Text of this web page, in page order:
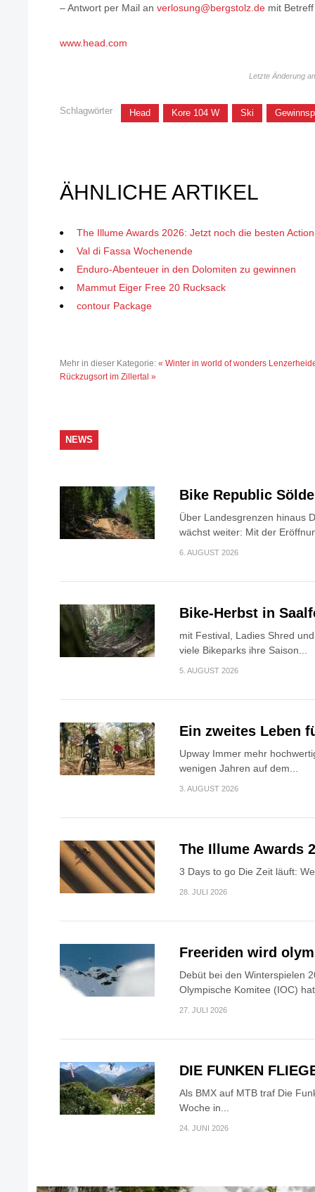
– Antwort per Mail an verlosung@bergstolz.de mit
www.head.com
Letzte Änderung
Schlagwörter Head Kore 104 W Ski
ÄHNLICHE ARTIKEL
The Illume Awards 2026: Jetzt noch die besten
Val di Fassa Wochenende
Enduro-Abenteuer in den Dolomiten zu gewinnen
Mammut Eiger Free 20 Rucksack
contour Package
Mehr in dieser Kategorie: « Winter in world of wonders
Rückzugsort im Zillertal »
NEWS
Bike Republic
Über Landesgrenzen hinaus
wächst weiter: Mit der
6. AUGUST 2026
Bike-Herbst in
mit Festival, Ladies Shred
viele Bikeparks ihre Saison...
5. AUGUST 2026
Ein zweites Leben
Upway Immer mehr
wenigen Jahren auf dem...
3. AUGUST 2026
The Illume Awards
3 Days to go Die Zeit läuft:
28. JULI 2026
Freeriden wird
Debüt bei den Winterspielen
Olympische Komitee (IOC)
27. JULI 2026
DIE FUNKEN
Als BMX auf MTB traf Die
Woche in...
24. JUNI 2026